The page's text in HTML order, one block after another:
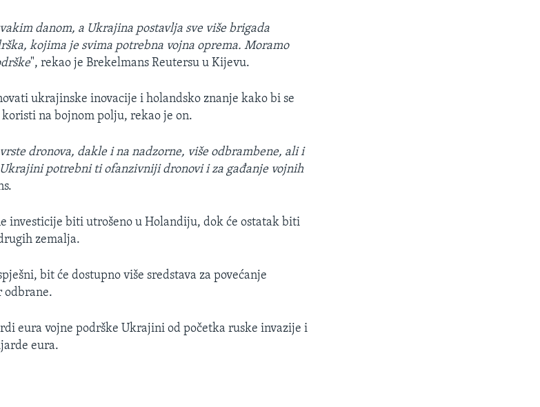
danom, a Ukrajina postavlja sve više brigada
kojima je svima potrebna vojna oprema. Moramo
", rekao je Brekelmans Reutersu u Kijevu.
ukrajinske inovacije i holandsko znanje kako bi se
na bojnom polju, rekao je on.
dronova, dakle i na nadzorne, više odbrambene, ali i
potrebni ti ofanzivniji dronovi i za gađanje vojnih
investicije biti utrošeno u Holandiju, dok će ostatak biti
zemalja.
bit će dostupno više sredstava za povećanje
odbrane.
eura vojne podrške Ukrajini od početka ruske invazije i
eura.